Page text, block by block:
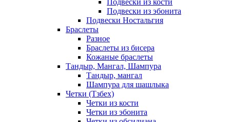
Подвески из кости
Подвески из эбонита
Подвески Ностальгия
Браслеты
Разное
Браслеты из бисера
Кожаные браслеты
Тандыр, Мангал, Шампура
Тандыр, мангал
Шампура для шашлыка
Четки (Тзбех)
Четки из кости
Четки из эбонита